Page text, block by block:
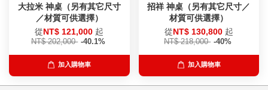
大拉米 神桌（另有其它尺寸
／材質可供選擇）
從NT$ 121,000 起
NT$ 202,000 -40.1%
加入購物車
招祥 神桌（另有其它尺寸／
材質可供選擇）
從NT$ 130,800 起
NT$ 218,000 -40%
加入購物車